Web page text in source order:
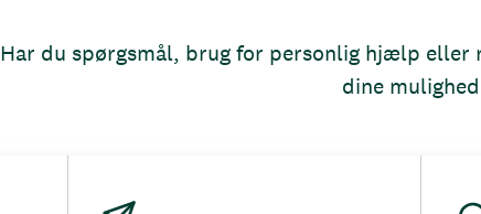
Har du spørgsmål, brug for personlig hjælp eller
dine